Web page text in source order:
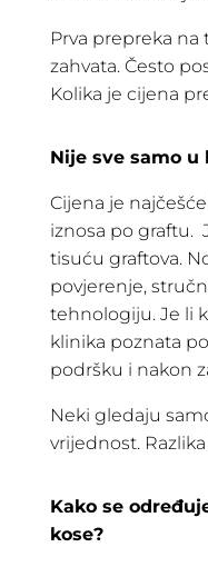
Prva prepreka
zahvata. Često
Kolika je cijena
Nije sve samo u
Cijena je
iznosa po graftu.
tisuću graftova.
povjerenje,
tehnologiju. Je li
klinika poznata
podršku i nakon
Neki gledaju
vrijednost.
Kako se
kose?